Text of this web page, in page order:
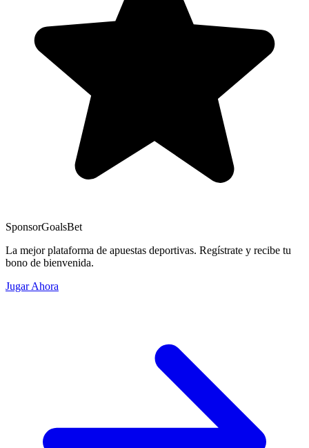
SponsorGoalsBet
La mejor plataforma de apuestas deportivas. Regístrate y recibe tu
bono de bienvenida.
Jugar Ahora